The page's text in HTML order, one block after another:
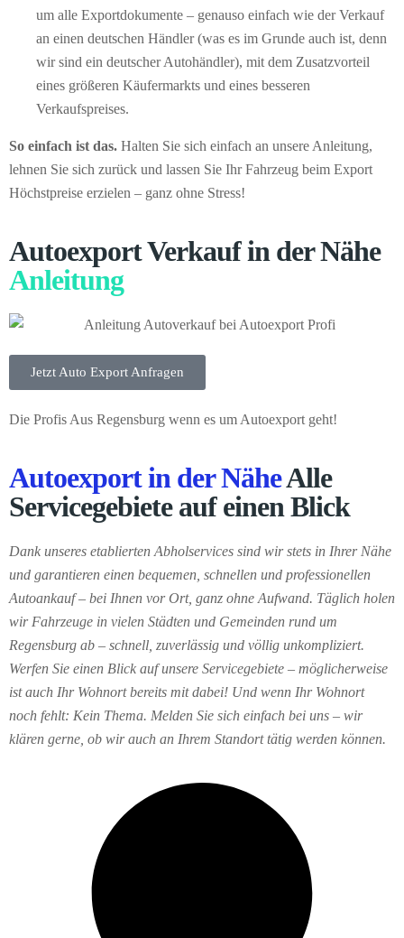
um alle Exportdokumente – genauso einfach wie der Verkauf
an einen deutschen Händler (was es im Grunde auch ist, denn
wir sind ein deutscher Autohändler), mit dem Zusatzvorteil
eines größeren Käufermarkts und eines besseren
Verkaufspreises.
So einfach ist das. Halten Sie sich einfach an unsere Anleitung,
lehnen Sie sich zurück und lassen Sie Ihr Fahrzeug beim Export
Höchstpreise erzielen – ganz ohne Stress!
Autoexport Verkauf in der Nähe
Anleitung
Jetzt Auto Export Anfragen
Die Profis Aus Regensburg wenn es um Autoexport geht!
Autoexport in der NäheAlle
Servicegebiete auf einen Blick
Dank unseres etablierten Abholservices sind wir stets in Ihrer Nähe
und garantieren einen bequemen, schnellen und professionellen
Autoankauf – bei Ihnen vor Ort, ganz ohne Aufwand. Täglich holen
wir Fahrzeuge in vielen Städten und Gemeinden rund um
Regensburg ab – schnell, zuverlässig und völlig unkompliziert.
Werfen Sie einen Blick auf unsere Servicegebiete – möglicherweise
ist auch Ihr Wohnort bereits mit dabei! Und wenn Ihr Wohnort
noch fehlt: Kein Thema. Melden Sie sich einfach bei uns – wir
klären gerne, ob wir auch an Ihrem Standort tätig werden können.